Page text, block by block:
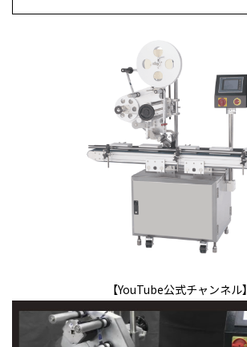
【YouTube公式チャンネル】